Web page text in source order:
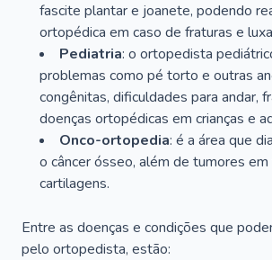
fascite plantar e joanete, podendo
ortopédica em caso de fraturas e
Pediatria: o ortopedista
problemas como pé torto e outras
congênitas, dificuldades para andar,
doenças ortopédicas em crianças e
Onco-ortopedia: é a área que
o câncer ósseo, além de tumores
cartilagens.
Entre as doenças e condições que
pelo ortopedista, estão: